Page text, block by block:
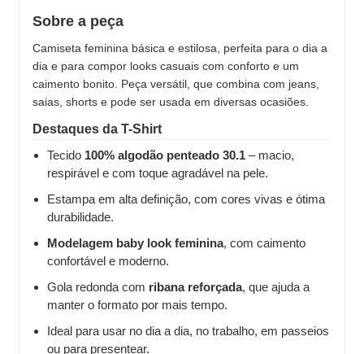
Sobre a peça
Camiseta feminina básica e estilosa, perfeita para o dia a
dia e para compor looks casuais com conforto e um
caimento bonito. Peça versátil, que combina com jeans,
saias, shorts e pode ser usada em diversas ocasiões.
Destaques da T-Shirt
Tecido 100% algodão penteado 30.1 – macio,
respirável e com toque agradável na pele.
Estampa em alta definição, com cores vivas e ótima
durabilidade.
Modelagem baby look feminina, com caimento
confortável e moderno.
Gola redonda com ribana reforçada, que ajuda a
manter o formato por mais tempo.
Ideal para usar no dia a dia, no trabalho, em passeios
ou para presentear.